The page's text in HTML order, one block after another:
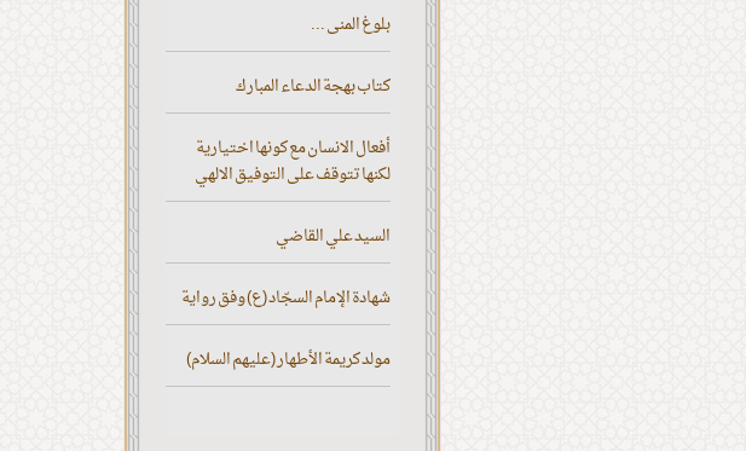
بلوغ المنى ...
كتاب بهجة الدعاء المبارك
أفعال الانسان مع كونها اختيارية
لكنها تتوقف على التوفيق الالهي
السيد علي القاضي
شهادة الإمام السجّاد (ع) وفق رواية
مولد كريمة الأطهار (عليهم السلام)